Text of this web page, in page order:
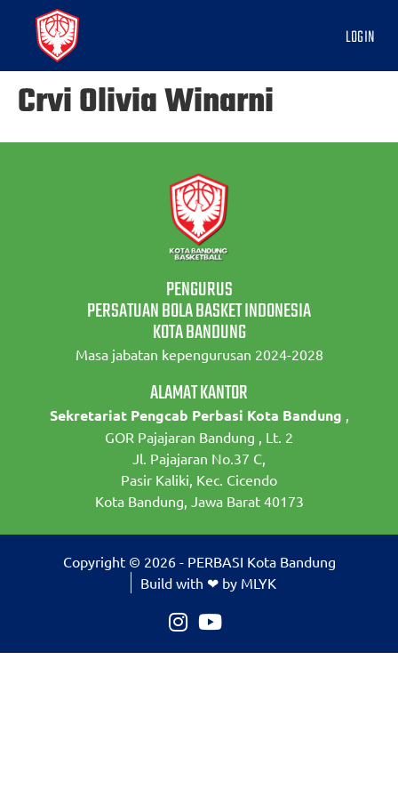
LOGIN
Crvi Olivia Winarni
PENGURUS
PERSATUAN BOLA BASKET INDONESIA
KOTA BANDUNG
Masa jabatan kepengurusan 2024-2028
ALAMAT KANTOR
Sekretariat Pengcab Perbasi Kota Bandung ,
GOR Pajajaran Bandung , Lt. 2
Jl. Pajajaran No.37 C,
Pasir Kaliki, Kec. Cicendo
Kota Bandung, Jawa Barat 40173
Copyright © 2026 - PERBASI Kota Bandung
Build with ❤ by MLYK